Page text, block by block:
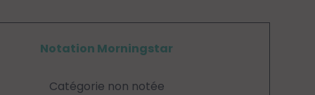
Notation Morningstar
Catégorie non notée